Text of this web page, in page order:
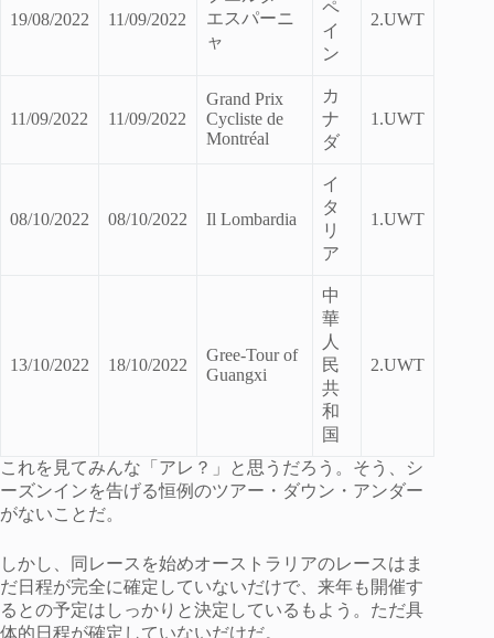
19/08/2022 11/09/2022
エスパーニ
ャ
ペ
イ
ン
2.UWT
11/09/2022 11/09/2022
Grand Prix
Cycliste de
Montréal
カ
ナ
ダ
1.UWT
08/10/2022 08/10/2022 Il Lombardia
イ
タ
リ
ア
1.UWT
13/10/2022 18/10/2022
Gree-Tour of
Guangxi
中
華
人
民
共
和
国
2.UWT
これを見てみんな「アレ？」と思うだろう。そう、シ
ーズンインを告げる恒例のツアー・ダウン・アンダー
がないことだ。
しかし、同レースを始めオーストラリアのレースはま
だ日程が完全に確定していないだけで、来年も開催す
るとの予定はしっかりと決定しているもよう。ただ具
体的日程が確定していないだけだ。